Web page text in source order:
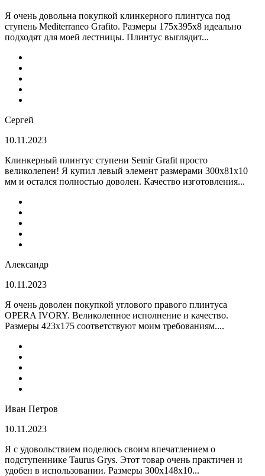
Я очень довольна покупкой клинкерного плинтуса под
ступень Mediterraneo Grafito. Размеры 175х395х8 идеально
подходят для моей лестницы. Плинтус выглядит...
Сергей
10.11.2023
Клинкерный плинтус ступени Semir Grafit просто
великолепен! Я купил левый элемент размерами 300х81х10
мм и остался полностью доволен. Качество изготовления...
Александр
10.11.2023
Я очень доволен покупкой углового правого плинтуса
OPERA IVORY. Великолепное исполнение и качество.
Размеры 423х175 соответствуют моим требованиям....
Иван Петров
10.11.2023
Я с удовольствием поделюсь своим впечатлением о
подступеннике Taurus Grys. Этот товар очень практичен и
удобен в использовании. Размеры 300х148х10...